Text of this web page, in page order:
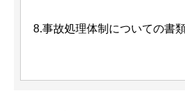
8.事故処理体制についての書